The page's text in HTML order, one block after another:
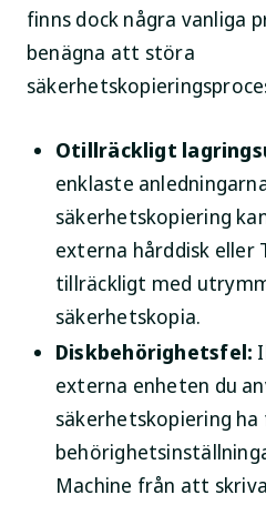
finns dock några vanliga
benägna att störa
Otillräckligt
enklaste
säkerhetskopiering
externa hårddisk eller
tillräckligt med
säkerhetskopia.
Diskbehörighetsfel:
externa enheten du
säkerhetskopiering
Machine från att